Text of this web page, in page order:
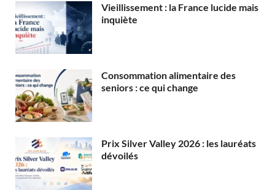
Vieillissement : la France lucide mais
inquiète
Consommation alimentaire des
seniors : ce qui change
Prix Silver Valley 2026 : les lauréats
dévoilés